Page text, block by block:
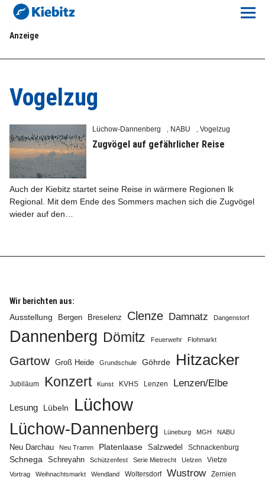
Kiebitz-Online
Veranstaltungskalender
Anzeigenpreise
Meine Region Online
Elbeflirt
Info
Anzeige
Vogelzug
Lüchow-Dannenberg NABU ,Vogelzug
Zugvögel auf gefährlicher Reise
Auch der Kiebitz startet seine Reise in wärmere Regionen lk
Regional. Mit dem Ende des Sommers machen sich die Zugvögel
wieder auf den…
Wir berichten aus:
Ausstellung
Bergen Breselenz Clenze Damnatz Dangenstorf
Dannenberg Dömitz Feuerwehr Flohmarkt
Gartow Groß Heide Grundschule Göhrde Hitzacker
Jubiläum Konzert Kunst KVHS Lenzen Lenzen/Elbe
Lesung Lübeln Lüchow
Lüchow-Dannenberg Lüneburg MGH NABU
Neu Darchau Neu Tramm Platenlaase Salzwedel Schnackenburg
Schnega Schreyahn Schützenfest Serie Mietrecht Uelzen Vietze
Vortrag Weihnachtsmarkt Wendland Woltersdorf Wustrow Zernien